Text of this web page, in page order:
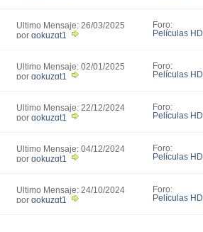
Último Mensaje: 26/03/2025
15:28
por gokuzgt1
Foro:
Películas HD
Último Mensaje: 02/01/2025
23:51
por gokuzgt1
Foro:
Películas HD
Último Mensaje: 22/12/2024
21:02
por gokuzgt1
Foro:
Películas HD
Último Mensaje: 04/12/2024
01:15
por gokuzgt1
Foro:
Películas HD
Último Mensaje: 24/10/2024
20:37
por gokuzgt1
Foro:
Películas HD